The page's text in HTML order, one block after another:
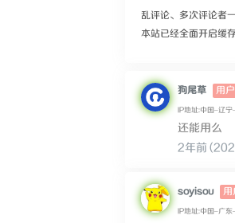
乱评论、多次评论者
本站已经全面开启缓
狗尾草 用户
IP地址:中国–辽宁
还能用么
2年前
soyisou 用
IP地址:中国–广东